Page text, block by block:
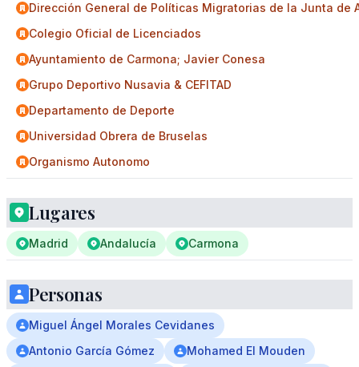
Dirección General de Políticas Migratorias de la Junta de
Colegio Oficial de Licenciados
Ayuntamiento de Carmona; Javier Conesa
Grupo Deportivo Nusavia & CEFITAD
Departamento de Deporte
Universidad Obrera de Bruselas
Organismo Autonomo
Lugares
Madrid Andalucía Carmona
Personas
Miguel Ángel Morales Cevidanes
Antonio García Gómez
Mohamed El Mouden